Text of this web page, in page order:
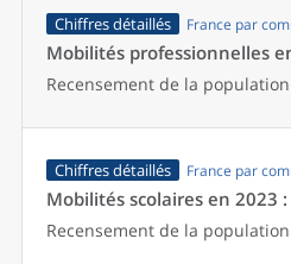
Chiffres détaillés France par
Mobilités professionnelles
Recensement de la
Chiffres détaillés France par
Mobilités scolaires en 2023
Recensement de la